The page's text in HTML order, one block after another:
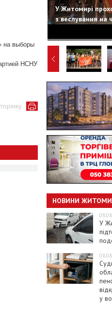
на выборы
НСНУ
У Житомирі
з веслування на
НОВИНИ
У
у